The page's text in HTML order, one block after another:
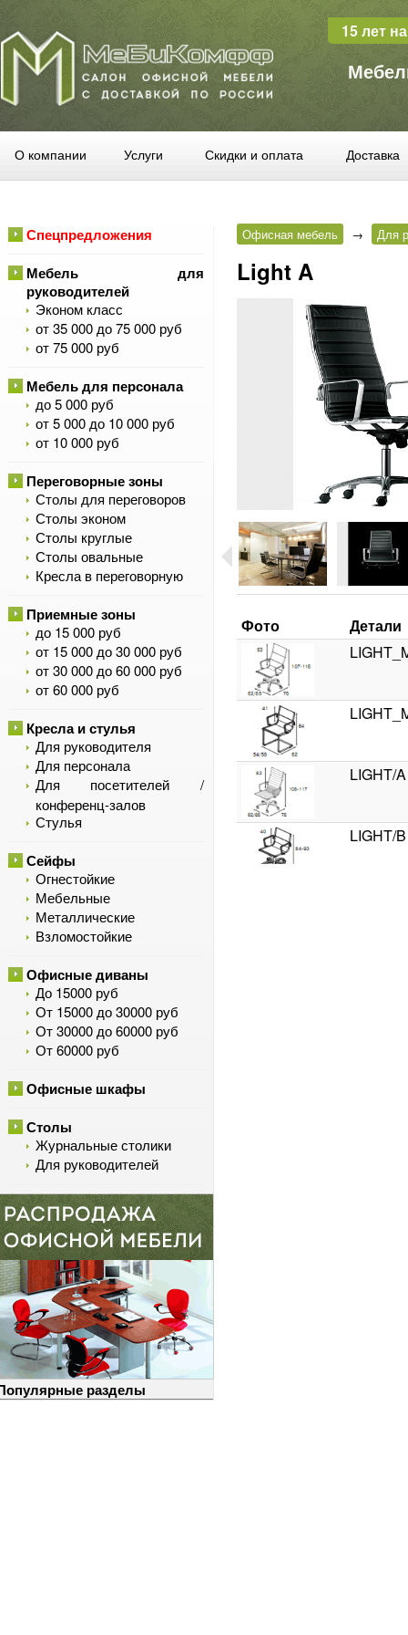
15 лет
О компании Услуги Скидки и оплата Доставка
Спецпредложения
Мебель для
руководителей
Эконом класс
от 35 000 до 75 000 руб
от 75 000 руб
Мебель для персонала
до 5 000 руб
от 5 000 до 10 000 руб
от 10 000 руб
Переговорные зоны
Столы для переговоров
Столы эконом
Столы круглые
Столы овальные
Кресла в переговорную
Приемные зоны
до 15 000 руб
от 15 000 до 30 000 руб
от 30 000 до 60 000 руб
от 60 000 руб
Кресла и стулья
Для руководителя
Для персонала
Для посетителей /
конференц-залов
Стулья
Сейфы
Огнестойкие
Мебельные
Металлические
Взломостойкие
Офисные диваны
До 15000 руб
От 15000 до 30000 руб
От 30000 до 60000 руб
От 60000 руб
Офисные шкафы
Столы
Журнальные столики
Для руководителей
разделы
Офисная мебель → Для
Light A
Фото
Детали
LIGHT/
LIGHT/